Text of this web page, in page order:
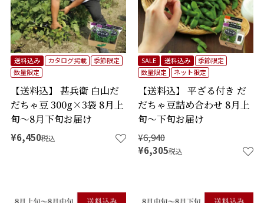
【送料込】 甚兵衛 白山だ
だちゃ豆 300g×3袋 8月上
旬～8月下旬お届け
送料込み カタログ掲載
季節限定
数量限定
¥6,450税込
【送料込】 平ざる付き だ
だちゃ豆詰め合わせ 8月上
旬～下旬お届け
SALE 送料込み
季節限定
数量限定
ネット限定
¥6,940
¥6,305税込